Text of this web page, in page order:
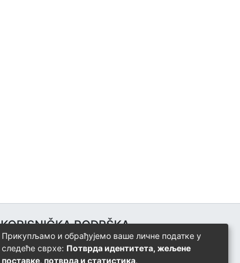
KORISNIČKA PODRŠKA
Univerzitetski računarski centar
+387 57 320 140
Прикупљамо и обрађујемо ваше личне податке у
следеће сврхе: Потврда идентитета, жељене
поставке, потврда и статистика.